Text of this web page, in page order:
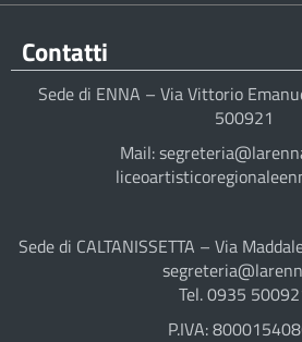
Contatti
Sede di ENNA – Via Vittorio
500921
Mail:
Sede di CALTANISSETTA – Via
Tel. 0935
P.IVA: